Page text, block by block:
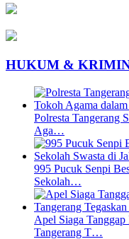
HUKUM &
Polresta Tangerang
Aga…
995 Pucuk Senpi
Sekolah…
Apel Siaga
Tangerang T…